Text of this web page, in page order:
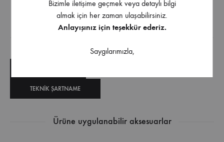
Kireç önleyici perlatör
TEKNIK ŞARTNAME
Ürüne uygulanabilir aksesuarlar
Bizimle iletişime geçmek veya detaylı bilgi
almak için her zaman ulaşabilirsiniz.
Anlayışınız için teşekkür ederiz.
Saygılarımızla,